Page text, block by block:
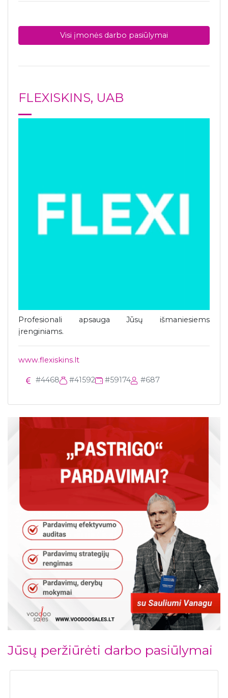
Visi įmonės darbo pasiūlymai
FLEXISKINS, UAB
Profesionali apsauga Jūsų išmaniesiems
įrenginiams.
www.flexiskins.lt
#4468 #41592 #59174 #687
Jūsų peržiūrėti darbo pasiūlymai